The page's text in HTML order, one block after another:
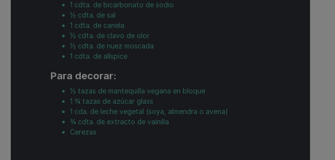
1 cdta. de bicarbonato de sodio
½ cdta. de sal
1 cdta. de canela
½ cdta. de clavo de olor
½ cdta. de nuez moscada
1 cdta. de allspice
Para decorar:
½ tazas de mantequilla vegana en bloque
1 ¾ tazas de azúcar glass
1 cda. de leche vegetal (soya, almendra o avena)
¾ cdta. de extracto de vainilla
Cerezas